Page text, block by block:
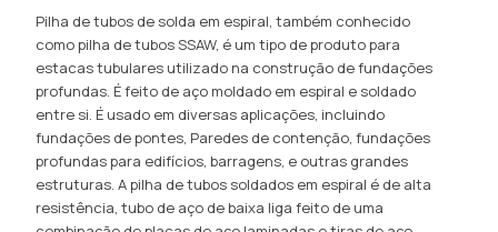
Pilha de tubos de solda em espiral, também conhecido
como pilha de tubos SSAW, é um tipo de produto para
estacas tubulares utilizado na construção de fundações
profundas. É feito de aço moldado em espiral e soldado
entre si. É usado em diversas aplicações, incluindo
fundações de pontes, Paredes de contenção, fundações
profundas para edifícios, barragens, e outras grandes
estruturas. A pilha de tubos soldados em espiral é de alta
resistência, tubo de aço de baixa liga feito de uma